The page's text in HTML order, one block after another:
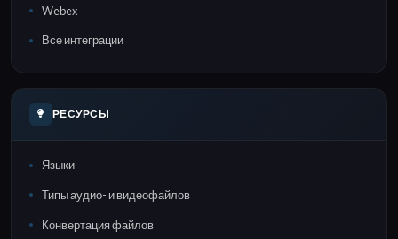
Webex
Все интеграции
РЕСУРСЫ
Языки
Типы аудио- и видеофайлов
Конвертация файлов